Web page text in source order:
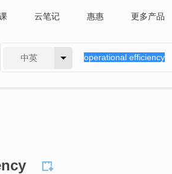
云笔记 惠惠 更多产品
中英